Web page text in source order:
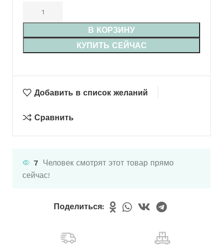
В КОРЗИНУ
КУПИТЬ СЕЙЧАС
Добавить в список желаний
Сравнить
7 Человек смотрят этот товар прямо
сейчас!
Поделиться: